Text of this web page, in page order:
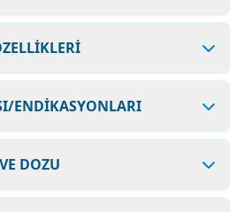
ENDİKASYONLARI
DOZU